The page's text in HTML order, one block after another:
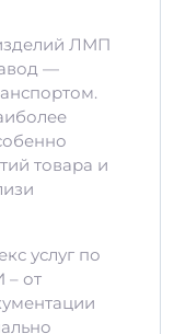
ЛМП
—
товара и
услуг по
– от